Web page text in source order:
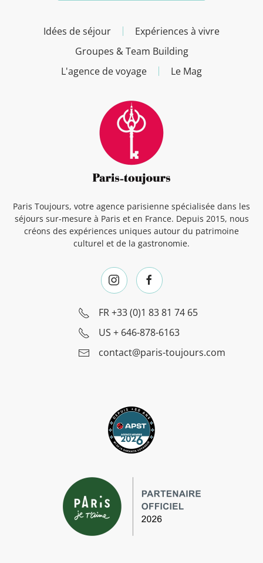
Idées de séjour
Expériences à vivre
Groupes & Team Building
L'agence de voyage
Le Mag
Paris Toujours, votre agence parisienne spécialisée dans les
séjours sur-mesure à Paris et en France. Depuis 2015, nous
créons des expériences uniques autour du patrimoine
culturel et de la gastronomie.
FR+33 (0)1 83 81 74 65
US + 646-878-6163
contact@paris-toujours.com